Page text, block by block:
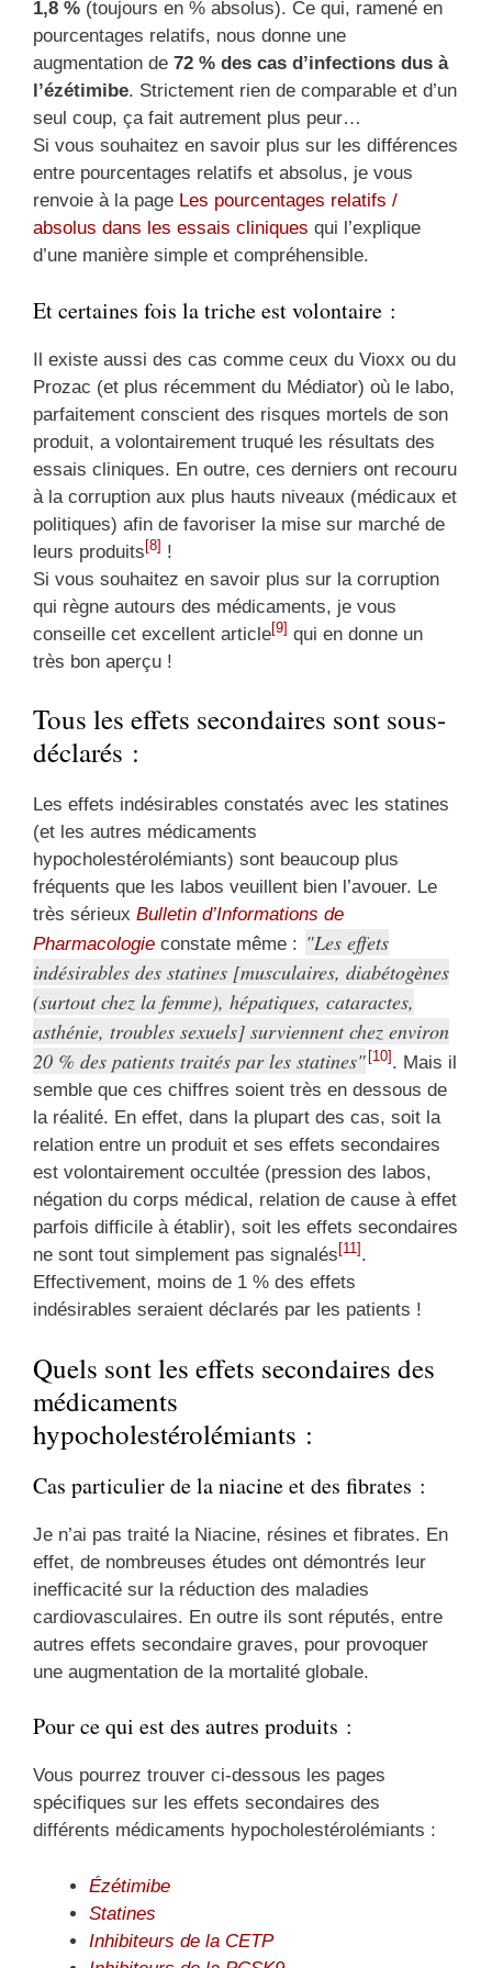
1,8 % (toujours en % absolus). Ce qui, ramené en
pourcentages relatifs, nous donne une
augmentation de 72 % des cas d’infections dus à
l’ézétimibe. Strictement rien de comparable et d’un
seul coup, ça fait autrement plus peur…
Si vous souhaitez en savoir plus sur les différences
entre pourcentages relatifs et absolus, je vous
renvoie à la page Les pourcentages relatifs /
absolus dans les essais cliniques qui l’explique
d’une manière simple et compréhensible.
Et certaines fois la triche est volontaire :
Il existe aussi des cas comme ceux du Vioxx ou du
Prozac (et plus récemment du Médiator) où le labo,
parfaitement conscient des risques mortels de son
produit, a volontairement truqué les résultats des
essais cliniques. En outre, ces derniers ont recouru
à la corruption aux plus hauts niveaux (médicaux et
politiques) afin de favoriser la mise sur marché de
leurs produits [8] !
Si vous souhaitez en savoir plus sur la corruption
qui règne autours des médicaments, je vous
conseille cet excellent article[9] qui en donne un
très bon aperçu !
Tous les effets secondaires sont sous-
déclarés :
Les effets indésirables constatés avec les statines
(et les autres médicaments
hypocholestérolémiants) sont beaucoup plus
fréquents que les labos veuillent bien l’avouer. Le
très sérieux Bulletin d’Informations de
Pharmacologie constate même :
Les effets
indésirables des statines [musculaires, diabétogènes
(surtout chez la femme), hépatiques, cataractes,
asthénie, troubles sexuels] surviennent chez environ
20 % des patients traités par les statines
[10] . Mais il
semble que ces chiffres soient très en dessous de
la réalité. En effet, dans la plupart des cas, soit la
relation entre un produit et ses effets secondaires
est volontairement occultée (pression des labos,
négation du corps médical, relation de cause à effet
parfois difficile à établir), soit les effets secondaires
ne sont tout simplement pas signalés [11] .
Effectivement, moins de 1 % des effets
indésirables seraient déclarés par les patients !
Quels sont les effets secondaires des
médicaments
hypocholestérolémiants :
Cas particulier de la niacine et des fibrates :
Je n’ai pas traité la Niacine, résines et fibrates. En
effet, de nombreuses études ont démontrés leur
inefficacité sur la réduction des maladies
cardiovasculaires. En outre ils sont réputés, entre
autres effets secondaire graves, pour provoquer
une augmentation de la mortalité globale.
Pour ce qui est des autres produits :
Vous pourrez trouver ci-dessous les pages
spécifiques sur les effets secondaires des
différents médicaments hypocholestérolémiants :
Ézétimibe
Statines
Inhibiteurs de la CETP